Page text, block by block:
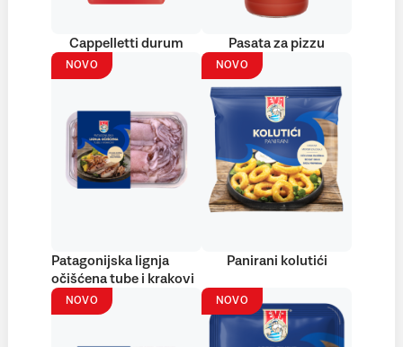
Cappelletti durum Pasata za pizzu
NOVO
Patagonijska lignja
očišćena tube i krakovi
NOVO
Panirani kolutići
NOVO NOVO